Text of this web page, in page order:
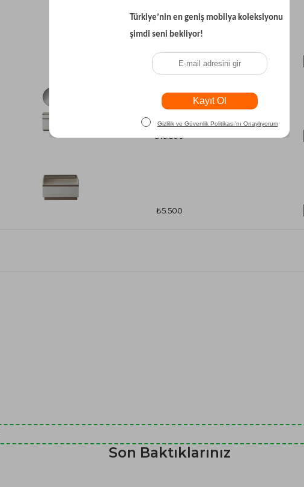
₺19.700
₺16.500
₺5.500
Son Baktıklarınız